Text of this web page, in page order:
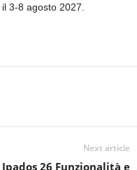
3-8 agosto 2027.
Next article
Ipados 26 Funzionalità e